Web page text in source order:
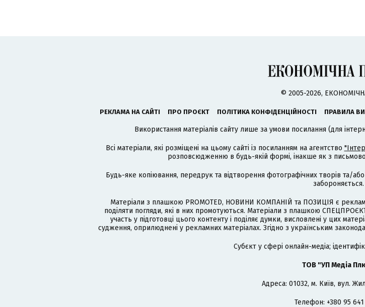
© 2005-2026,
РЕКЛАМА НА САЙТІ ПРО ПРОЄКТ ПОЛІТИКА КОНФІДЕНЦІЙНОСТІ ПРАВИЛА
Використання матеріалів сайту лише за умови посилання (для
Всі матеріали, які розміщені на цьому сайті із посиланням на агентство
розповсюдженню в будь-якій формі, інакше як з
Будь-яке копіювання, передрук та відтворення фотографічних творів та/
забороняється.
Матеріали з плашкою PROMOTED, НОВИНИ КОМПАНІЙ та ПОЗИЦІЯ є
поділяти погляди, які в них промотуються. Матеріали з плашкою
участь у підготовці цього контенту і поділяє думки, висловлені у цих
судження, оприлюднені у рекламних матеріалах. Згідно з українським
Cубєкт у сфері онлайн-медіа;
ТОВ "УП Медіа
Адреса: 01032, м. Київ, вул.
Телефон: +380 95 641